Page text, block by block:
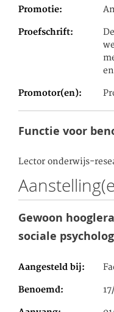
Promotie
Proefschrift
Promotor(en)
Functie voor
Lector onderwijs-
Gewoon
sociale
Aangesteld bij
Benoemd